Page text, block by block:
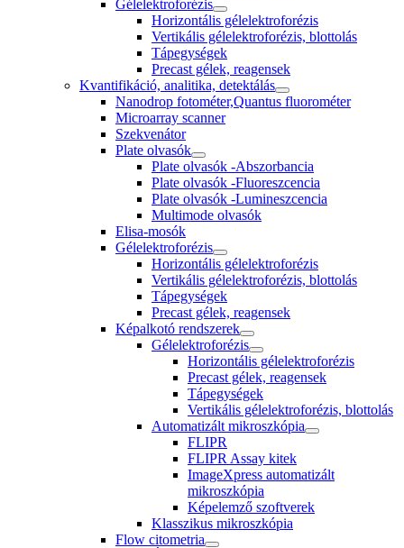
Gélelektroforézis
Horizontális gélelektroforézis
Vertikális gélelektroforézis, blottolás
Tápegységek
Precast gélek, reagensek
Kvantifikáció, analitika, detektálás
Nanodrop fotométer,Quantus fluorométer
Microarray scanner
Szekvenátor
Plate olvasók
Plate olvasók -Abszorbancia
Plate olvasók -Fluoreszcencia
Plate olvasók -Lumineszcencia
Multimode olvasók
Elisa-mosók
Gélelektroforézis
Horizontális gélelektroforézis
Vertikális gélelektroforézis, blottolás
Tápegységek
Precast gélek, reagensek
Képalkotó rendszerek
Gélelektroforézis
Horizontális gélelektroforézis
Precast gélek, reagensek
Tápegységek
Vertikális gélelektroforézis, blottolás
Automatizált mikroszkópia
FLIPR
FLIPR Assay kitek
ImageXpress automatizált
mikroszkópia
Képelemző szoftverek
Klasszikus mikroszkópia
Flow citometria